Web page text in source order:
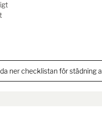
ner checklistan för städning